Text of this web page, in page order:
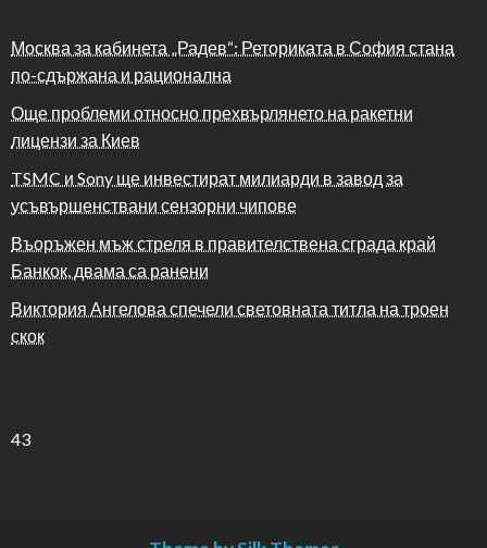
Москва за кабинета „Радев“: Реториката в София стана
по-сдържана и рационална
Още проблеми относно прехвърлянето на ракетни
лицензи за Киев
TSMC и Sony ще инвестират милиарди в завод за
усъвършенствани сензорни чипове
Въоръжен мъж стреля в правителствена сграда край
Банкок, двама са ранени
Виктория Ангелова спечели световната титла на троен
скок
43